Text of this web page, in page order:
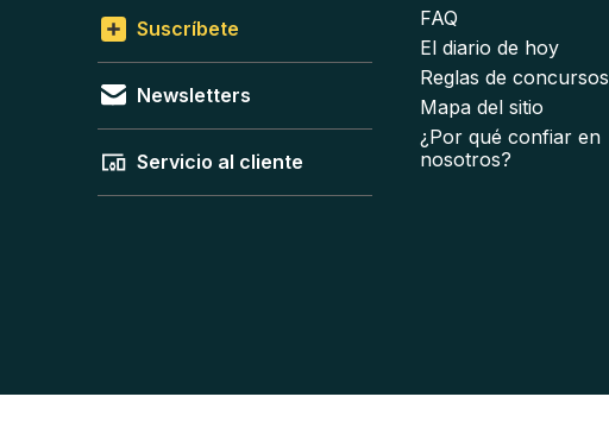
Suscríbete
Newsletters
Servicio al cliente
FAQ
El diario de hoy
Reglas de concursos
Mapa del sitio
¿Por qué confiar en
nosotros?